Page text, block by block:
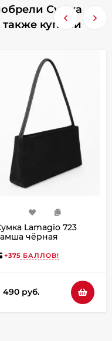
Сумка
также купили
Lamagio 723
чёрная
+375 БАЛЛОВ!
490 руб.